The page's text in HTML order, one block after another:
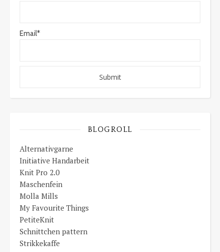
Email*
BLOGROLL
Alternativgarne
Initiative Handarbeit
Knit Pro 2.0
Maschenfein
Molla Mills
My Favourite Things
PetiteKnit
Schnittchen pattern
Strikkekaffe